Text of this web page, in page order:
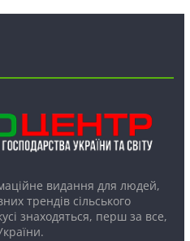
видання для людей,
трендів сільського
знаходяться, перш за все,